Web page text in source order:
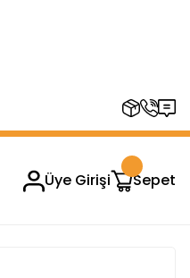
Üye Girişi Sepet